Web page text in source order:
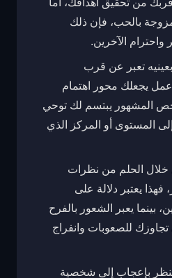
بالحب، فإن ذلك
الآخرين.
تعبر عن قرب
يجعلك محور اهتمام
المشهور يبتسم لك توحي
المستوى أو المركز الذي
الحلم من نظرات
يعتبر دلالة على
بينما يعبر الشعور بالفرح
للصعوبات وانفراج
ينظر بإعجاب إلى شخصية